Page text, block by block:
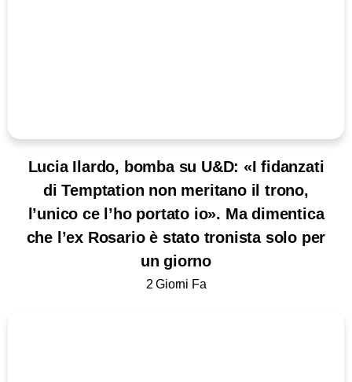
Lucia Ilardo, bomba su U&D: «I fidanzati
di Temptation non meritano il trono,
l’unico ce l’ho portato io». Ma dimentica
che l’ex Rosario è stato tronista solo per
un giorno
2 Giorni Fa